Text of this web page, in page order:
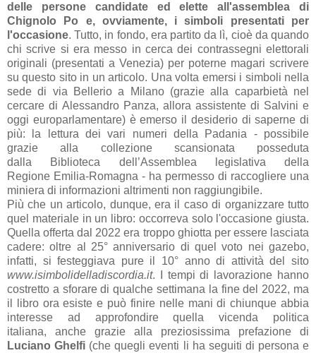
delle persone candidate ed eletteall'assemblea di
Chignolo Po e, ovviamente, i simboli presentati per
l'occasione. Tutto, in fondo, era partito da lì, cioè da quando
chi scrive si era messo in cerca dei contrassegni elettorali
originali (presentati a Venezia) per poterne magari scrivere
su questo sito in unarticolo. Una volta emersi i simboli nella
sede di via Bellerioa Mil ano (graziealla caparbietà nel
cercare di A lessandro Panza, allora assistente di Salvini e
oggi europarl amentare) è emerso il desiderio di saperne di
più: la lettura dei vari numeri della Padania - possibile
graziealla collezione scansionata posseduta
dal a
Biblioteca dell’Assemblea legislativa della
Regione Emilia-Romagna - ha permesso di raccogliere una
miniera di informazioni altrimenti non raggiungibile.
Più che unarticolo, dunque, era il caso di organizzare tutto
quel materiale in un libro: occorreva solo l'occasione giusta.
Quell a offerta dal 2022 era troppo ghiotta per essere lasciata
cadere:oltre al 25°anniversario di quel voto nei gazebo,
infatti, si festeggiava pure il 10° anno di attività del sito
www.isimbolidelladiscordia.it. I tempi di lavorazione hanno
costretto a sforare di qualche settimana l a fine del 2022, ma
il libro ora esiste e può finire nelle mani di chiunqueabbia
interesse ad approfondire quella vicenda politica
italiana, anche grazie all a preziosissima prefazione di
Luciano Ghelfi (che quegli eventi li ha seguiti di persona e